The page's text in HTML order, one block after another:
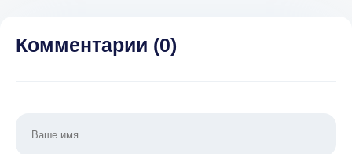
Комментарии (0)